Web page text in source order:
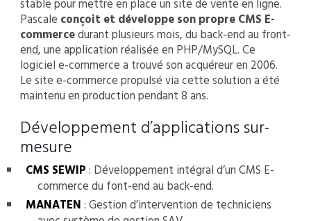
stable pour mettre en place un site de vente en ligne.
Pascale conçoit et développe son propre CMS E-
commercedurant plusieurs mois, du back-end au front-
end, une application réalisée en PHP/MySQL. Ce
logiciel e-commerce a trouvé son acquéreur en 2006.
Le site e-commerce propulsé via cette solution a été
maintenu en production pendant 8 ans.
Développement d’applications sur-
mesure
CMS SEWIP : Développement intégral d’un CMS E-
commerce du font-end au back-end.
MANATEN : Gestion d’intervention de techniciens